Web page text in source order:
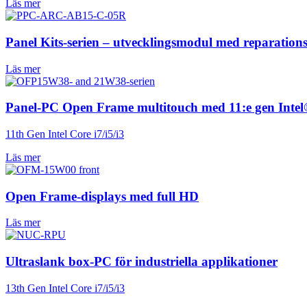
Läs mer
Panel Kits-serien – utvecklingsmodul med
Läs mer
Panel-PC Open Frame multitouch med 11:e gen
11th Gen Intel Core i7/i5/i3
Läs mer
Open Frame-displays med full HD
Läs mer
Ultraslank box-PC för industriella applikationer
13th Gen Intel Core i7/i5/i3